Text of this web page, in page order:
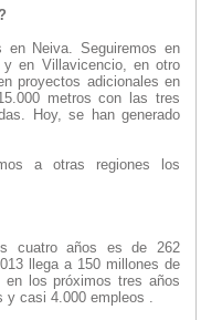
en Neiva. Seguiremos en
en Villavicencio, en otro
proyectos adicionales en
metros con las tres
Hoy, se han generado
a otras regiones los
cuatro años es de 262
llega a 150 millones de
los próximos tres años
casi 4.000 empleos .